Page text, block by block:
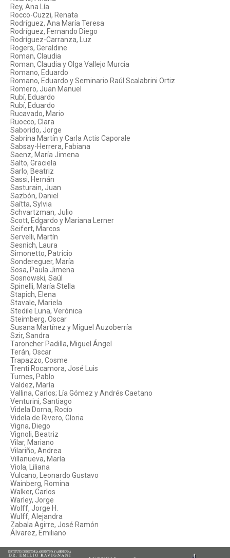
Rey, Ana Lía
Rocco-Cuzzi, Renata
Rodríguez, Ana María Teresa
Rodríguez, Fernando Diego
Rodríguez-Carranza, Luz
Rogers, Geraldine
Roman, Claudia
Roman, Claudia y Olga Vallejo Murcia
Romano, Eduardo
Romano, Eduardo y Seminario Raúl Scalabrini Ortiz
Romero, Juan Manuel
Rubí, Eduardo
Rubí, Eduardo
Rucavado, Mario
Ruocco, Clara
Saborido, Jorge
Sabrina Martín y Carla Actis Caporale
Sabsay-Herrera, Fabiana
Saenz, María Jimena
Salto, Graciela
Sarlo, Beatriz
Sassi, Hernán
Sasturain, Juan
Sazbón, Daniel
Saítta, Sylvia
Schvartzman, Julio
Scott, Edgardo y Mariana Lerner
Seifert, Marcos
Servelli, Martín
Sesnich, Laura
Simonetto, Patricio
Sondereguer, María
Sosa, Paula Jimena
Sosnowski, Saúl
Spinelli, María Stella
Stapich, Elena
Stavale, Mariela
Stedile Luna, Verónica
Steimberg, Oscar
Susana Martínez y Miguel Auzoberría
Szir, Sandra
Taroncher Padilla, Miguel Ángel
Terán, Oscar
Trapazzo, Cosme
Trenti Rocamora, José Luis
Turnes, Pablo
Valdez, María
Vallina, Carlos; Lía Gómez y Andrés Caetano
Venturini, Santiago
Videla Dorna, Rocío
Videla de Rivero, Gloria
Vigna, Diego
Vignoli, Beatriz
Vilar, Mariano
Vilariño, Andrea
Villanueva, María
Viola, Liliana
Vulcano, Leonardo Gustavo
Wainberg, Romina
Walker, Carlos
Warley, Jorge
Wolff, Jorge H.
Wulff, Alejandra
Zabala Agirre, José Ramón
Álvarez, Emiliano